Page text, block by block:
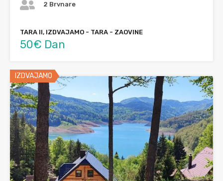
2 Brvnare
TARA II, IZDVAJAMO - TARA - ZAOVINE
50€ Dan
IZDVAJAMO